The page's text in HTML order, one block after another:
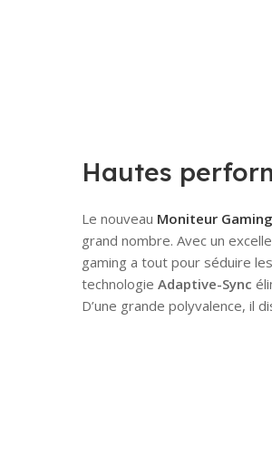
Hautes
Le nouveau Moniteur Gaming
grand nombre. Avec un
gaming a tout pour séduire
technologie Adaptive-Sync
D’une grande polyvalence, il